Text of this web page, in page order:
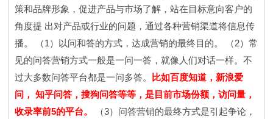
策和品牌形象，促进产品与市场了解，站在目标意向客户的
角度提 出对产品或行业的问题，通过各种营销渠道将信息传
播。
（1）以问和答的方式，达成营销的最终目的。 （2）常
见的问答营销方式一般是一问一答，就像人们对话一样。不
过大多数问答平台都是一问多答。
比如百度知道，新浪爱
问，知乎问答，搜狗问答等等，是目前市场份额，访问量，
收录率前5的平台。 （3）问答营销的最终方式是引起争论，